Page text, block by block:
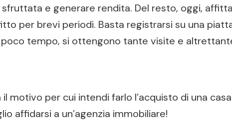
sfruttata e generare rendita. Del resto, oggi,
per brevi periodi. Basta registrarsi su una
poco tempo, si ottengono tante visite e
il motivo per cui intendi farlo l’acquisto di una
affidarsi a un’agenzia immobiliare!